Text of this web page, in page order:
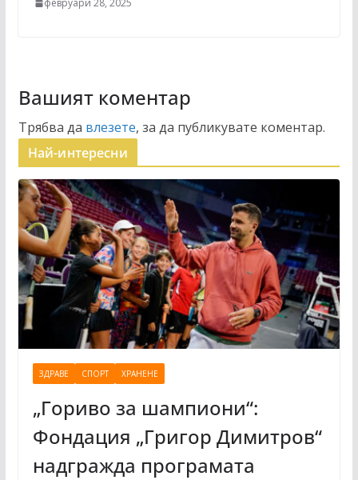
февруари 28, 2025
Вашият коментар
Трябва да влезете, за да публикувате коментар.
Най-интересни
ЗДРАВЕ СПОРТ ХРАНЕНЕ
„Гориво за шампиони“:
Фондация „Григор Димитров“
надгражда програмата